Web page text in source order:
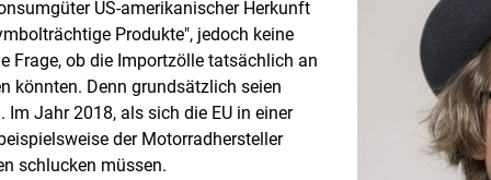
US-amerikanischer Herkunft
Produkte", jedoch keine
Frage, ob die Importzölle tatsächlich an
könnten. Denn grundsätzlich seien
Jahr 2018, als sich die EU in einer
der Motorradhersteller
schlucken müssen.